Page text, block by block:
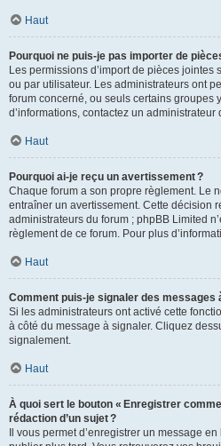
Haut
Pourquoi ne puis-je pas importer de
Les permissions d’import de pièces jointes
ou par utilisateur. Les administrateurs ont
forum concerné, ou seuls certains groupes
d’informations, contactez un administrateur
Haut
Pourquoi ai-je reçu un avertissement ?
Chaque forum a son propre règlement. Le
entraîner un avertissement. Cette décision
administrateurs du forum ; phpBB Limited
règlement de ce forum. Pour plus
Haut
Comment puis-je signaler des messages
Si les administrateurs ont activé cette
à côté du message à signaler. Cliquez
signalement.
Haut
À quoi sert le bouton « Enregistrer
rédaction d’un sujet ?
Il vous permet d’enregistrer un message